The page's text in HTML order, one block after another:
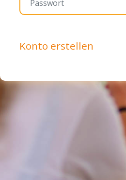
Konto erstellen